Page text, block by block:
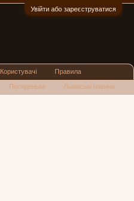
Увійти або зареєструватися
Користувачі Правила
Посиденьки Львівські новини